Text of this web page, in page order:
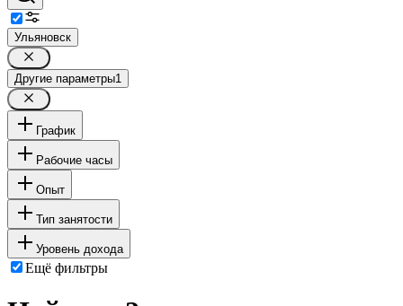
Ульяновск
Другие параметры1
График
Рабочие часы
Опыт
Тип занятости
Уровень дохода
Ещё фильтры